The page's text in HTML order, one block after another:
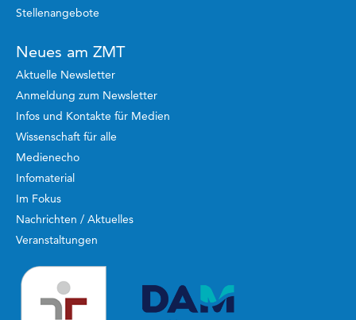
Stellenangebote
Neues am ZMT
Aktuelle Newsletter
Anmeldung zum Newsletter
Infos und Kontakte für Medien
Wissenschaft für alle
Medienecho
Infomaterial
Im Fokus
Nachrichten / Aktuelles
Veranstaltungen